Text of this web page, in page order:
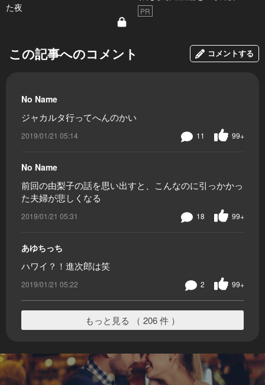
た夜
PR
この記事へのコメント コメントする
No Name
ジャカルタ行ってへんのかい
2019/01/21 05:14 99+
11
No Name
前回の由梨子の話を思い出すと、こんなのに引っかかっ
た夫婦が悲しくなる
2019/01/21 05:31 99+
18
あゆちっち
ハワイ？！進次郎は笑
2019/01/21 05:22 99+
2
もっと見る （ 206 件 ）